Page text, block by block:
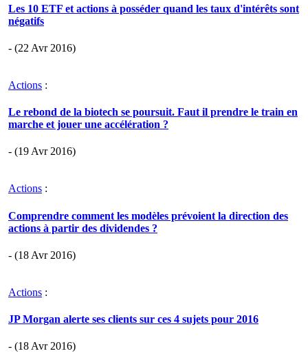
Les 10 ETF et actions à posséder quand les taux d'intérêts sont
négatifs
- (22 Avr 2016)
Actions :
Le rebond de la biotech se poursuit. Faut il prendre le train en
marche et jouer une accélération ?
- (19 Avr 2016)
Actions :
Comprendre comment les modèles prévoient la direction des
actions à partir des dividendes ?
- (18 Avr 2016)
Actions :
JP Morgan alerte ses clients sur ces 4 sujets pour 2016
- (18 Avr 2016)